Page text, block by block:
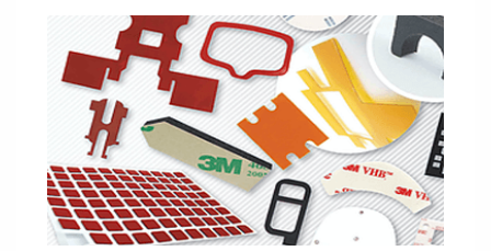
Face avant ou arrière en aluminium ou matière
plastique
Panneaux anodisés
Panneaux colorés
Panneaux avec éléments de presse
Étiquettes gravees